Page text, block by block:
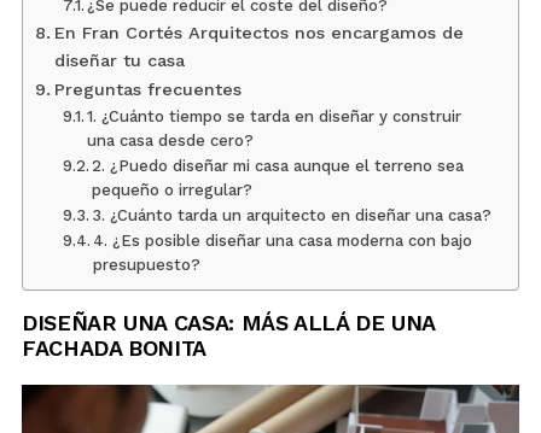
¿Se puede reducir el coste del diseño?
En Fran Cortés Arquitectos nos encargamos de
diseñar tu casa
Preguntas frecuentes
1. ¿Cuánto tiempo se tarda en diseñar y construir
una casa desde cero?
2. ¿Puedo diseñar mi casa aunque el terreno sea
pequeño o irregular?
3. ¿Cuánto tarda un arquitecto en diseñar una casa?
4. ¿Es posible diseñar una casa moderna con bajo
presupuesto?
DISEÑAR UNA CASA: MÁS ALLÁ DE UNA
FACHADA BONITA